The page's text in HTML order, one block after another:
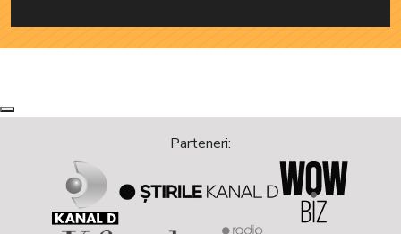
Next
Previous
Parteneri: